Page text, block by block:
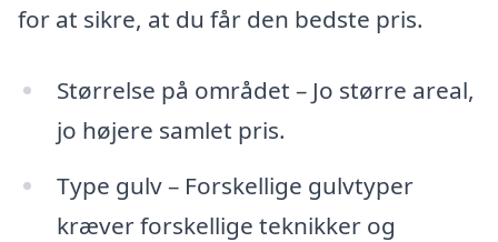
for at sikre, at du får den bedste pris.
Størrelse på området – Jo større areal,
jo højere samlet pris.
Type gulv – Forskellige gulvtyper
kræver forskellige teknikker og